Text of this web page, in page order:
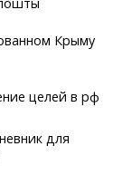
Крыму
целей в рф
для